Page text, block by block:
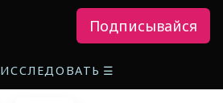
Подписывайся
ИССЛЕДОВАТЬ ☰